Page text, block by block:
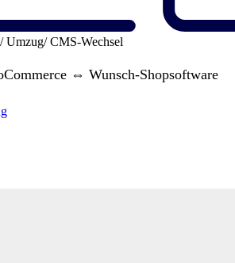
Umzug/ CMS-Wechsel
⇔ Wunsch-Shopsoftware